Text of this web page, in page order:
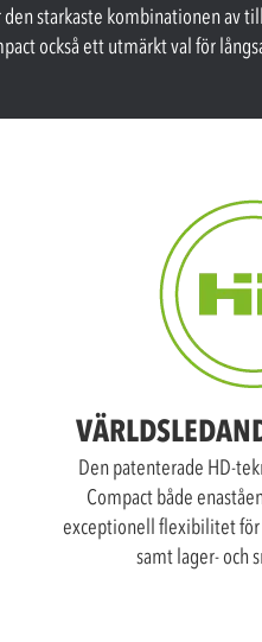
starkaste kombinationen
också ett utmärkt val för
Den patenterade HD-
Compact både
exceptionell flexibilitet
samt lager- och